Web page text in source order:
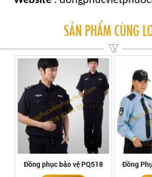
SẢN PHẨM CÙNG
Đồng phục bảo vệ PQ518 Đồng